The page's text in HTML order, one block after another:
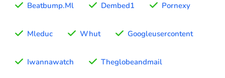
Beatbump.Ml Dembed1 Pornexy
Mleduc Whut Googleusercontent
Iwannawatch Theglobeandmail